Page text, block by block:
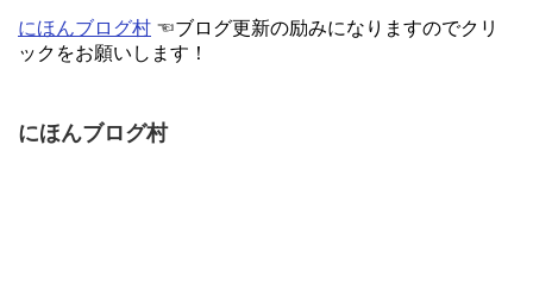
にほんブログ村 ☜ブログ更新の励みになりますのでクリ
ックをお願いします！
にほんブログ村